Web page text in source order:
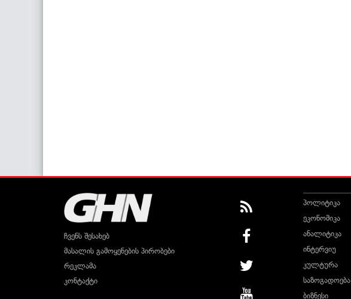
ჩვენს შესახებ
მასალის გამოყენების პირობები
რეკლამა
კონტაქტი
პოლიტიკა
ეკონომიკა
ანალიტიკა
ინტერვიუ
კულტურა
საზოგადოება
ბიზნესი